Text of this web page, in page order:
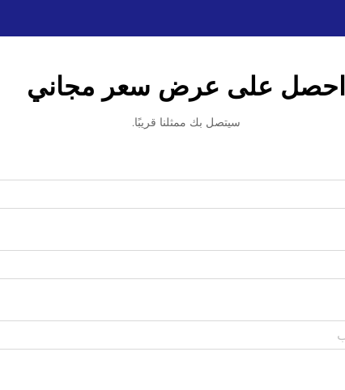
احصل على عرض سعر مجاني
سيتصل بك ممثلنا قريبًا.